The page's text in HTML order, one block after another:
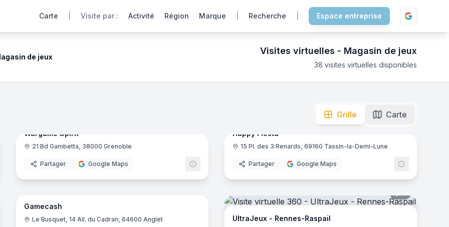
Carte Visite par : Activité Région Marque Recherche Espace entreprise
de jeux
Visites virtuelles - Magasin de jeux
38 visites virtuelles disponibles
Grille Carte
Wargame Spirit
21 Bd Gambetta, 38000 Grenoble
Partager Google Maps
Happy Fiesta
15 Pl. des 3 Renards, 69160 Tassin-la-Demi-Lune
Partager Google Maps
8panoramas
GameCash
Gamecash
Le Busquet, 14 All. du Cadran, 64600 Anglet UltraJeux - Rennes-Raspail